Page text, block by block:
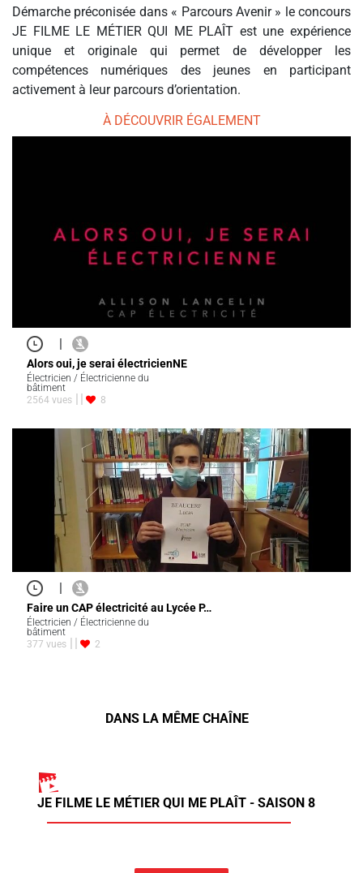
Démarche préconisée dans « Parcours Avenir » le concours
JE FILME LE MÉTIER QUI ME PLAÎT est une expérience
unique et originale qui permet de développer les
compétences numériques des jeunes en participant
activement à leur parcours d’orientation.
À DÉCOUVRIR ÉGALEMENT
|
Alors oui, je serai électricienNE
Électricien / Électricienne du
bâtiment
2564 vues
8
|
Faire un CAP électricité au Lycée P…
Électricien / Électricienne du
bâtiment
377 vues
2
DANS LA MÊME CHAÎNE
JE FILME LE MÉTIER QUI ME PLAÎT - SAISON 8